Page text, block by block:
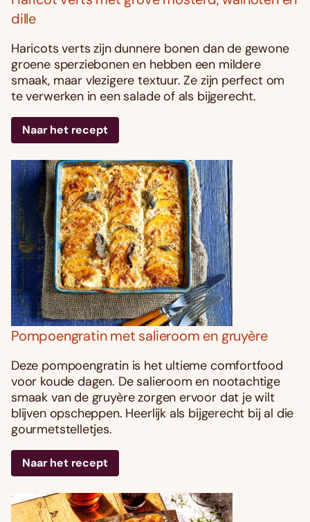
dille
Haricots verts zijn dunnere bonen dan de gewone
groene sperziebonen en hebben een mildere
smaak, maar vlezigere textuur. Ze zijn perfect om
te verwerken in een salade of als bijgerecht.
Naar het recept
Pompoengratin met salieroom en gruyère
Deze pompoengratin is het ultieme comfortfood
voor koude dagen. De salieroom en nootachtige
smaak van de gruyère zorgen ervoor dat je wilt
blijven opscheppen. Heerlijk als bijgerecht bij al die
gourmetstelletjes.
Naar het recept